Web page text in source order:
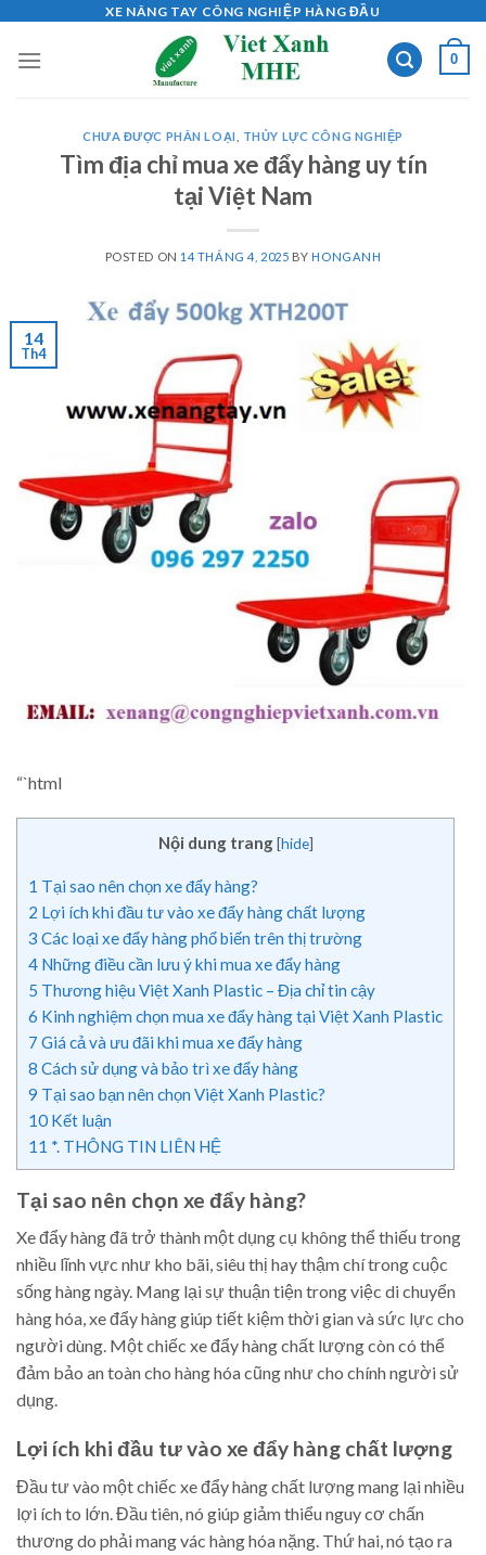
content
XE NÂNG TAY CÔNG NGHIỆP HÀNG ĐẦU
0
CHƯA ĐƯỢC PHÂN LOẠI THỦY LỰC CÔNG NGHIỆP
Tìm địa chỉ mua xe đẩy hàng uy tín
tại Việt Nam
POSTED ON 14 THÁNG 4, 2025 BYHONGANH
14
Th4
“`html
Nội dung trang [hide]
1 Tại sao nên chọn xe đẩy hàng?
2 Lợi ích khi đầu tư vào xe đẩy hàng chất lượng
3 Các loại xe đẩy hàng phổ biến trên thị trường
4 Những điều cần lưu ý khi mua xe đẩy hàng
5 Thương hiệu Việt Xanh Plastic – Địa chỉ tin cậy
6 Kinh nghiệm chọn mua xe đẩy hàng tại Việt Xanh Plastic
7 Giá cả và ưu đãi khi mua xe đẩy hàng
8 Cách sử dụng và bảo trì xe đẩy hàng
9 Tại sao bạn nên chọn Việt Xanh Plastic?
10 Kết luận
11 *. THÔNG TIN LIÊN HỆ
Tại sao nên chọn xe đẩy hàng?
Xe đẩy hàng đã trở thành một dụng cụ không thể thiếu trong
nhiều lĩnh vực như kho bãi, siêu thị hay thậm chí trong cuộc
sống hàng ngày. Mang lại sự thuận tiện trong việc di chuyển
hàng hóa, xe đẩy hàng giúp tiết kiệm thời gian và sức lực cho
người dùng. Một chiếc xe đẩy hàng chất lượng còn có thể
đảm bảo an toàn cho hàng hóa cũng như cho chính người sử
dụng.
Lợi ích khi đầu tư vào xe đẩy hàng chất lượng
Đầu tư vào một chiếc xe đẩy hàng chất lượng mang lại nhiều
lợi ích to lớn. Đầu tiên, nó giúp giảm thiểu nguy cơ chấn
thương do phải mang vác hàng hóa nặng. Thứ hai, nó tạo ra